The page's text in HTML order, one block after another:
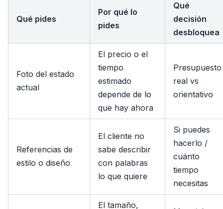
Qué pides
Por qué lo
pides
Qué
decisión
desbloquea
Foto del estado
actual
El precio o el
tiempo
estimado
depende de lo
que hay ahora
Presupuesto
real vs
orientativo
Referencias de
estilo o diseño
El cliente no
sabe describir
con palabras
lo que quiere
Si puedes
hacerlo /
cuánto
tiempo
necesitas
El tamaño,